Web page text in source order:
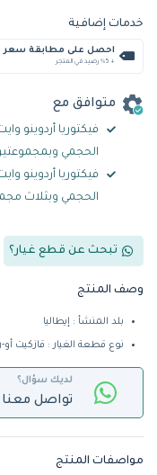
خدمات إضافية
احصل على مطابقة سعر
+ %5 رصيد في المتجر
متوافق مع
الحجمي
الحجمي وبثلاث
تبحث عن قطع غيار؟
وصف المنتج
بلد المنشأ : إيطاليا
نوع قطعة الغيار : قازكيت أو-
لديك سؤال؟
تواصل
مواصفات المنتج